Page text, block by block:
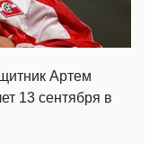
Артем
13 сентября в